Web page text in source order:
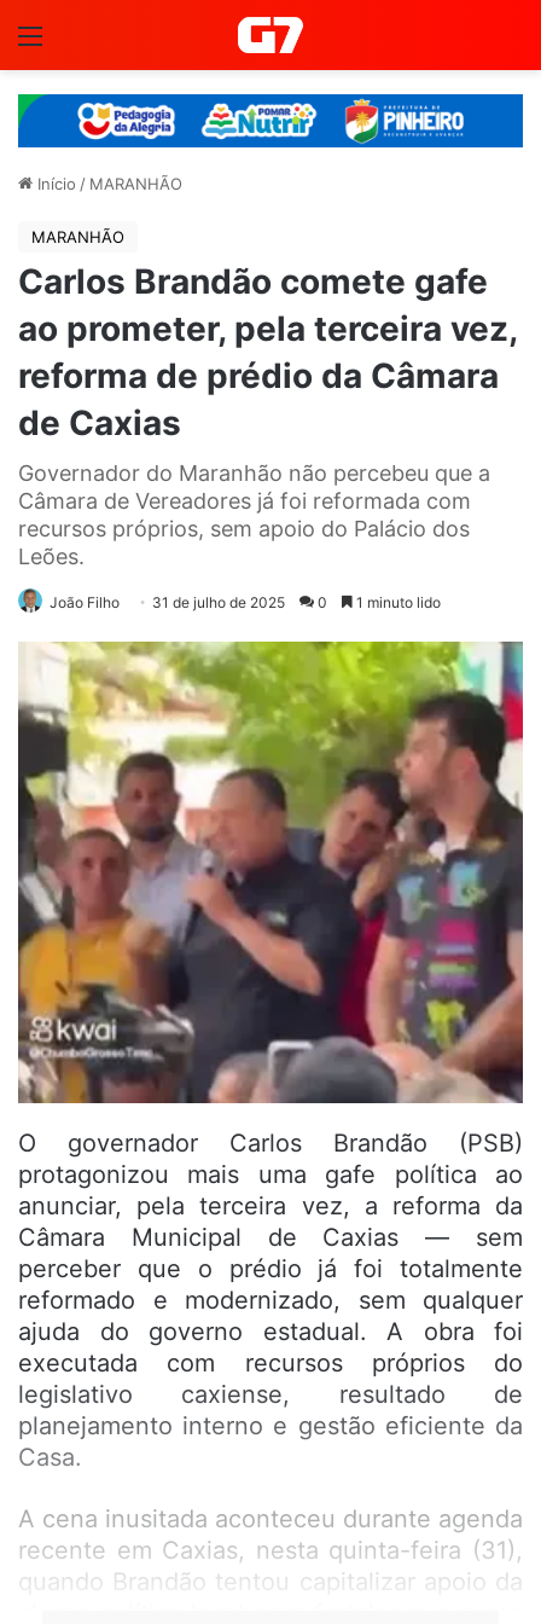
Início / MARANHÃO
MARANHÃO
Carlos Brandão comete gafe
ao prometer, pela terceira vez,
reforma de prédio da Câmara
de Caxias
Governador do Maranhão não percebeu que a
Câmara de Vereadores já foi reformada com
recursos próprios, sem apoio do Palácio dos
Leões.
João Filho 31 de julho de 2025 0 1 minuto lido
O governador Carlos Brandão (PSB)
protagonizou mais uma gafe política ao
anunciar, pela terceira vez, a reforma da
Câmara Municipal de Caxias — sem
perceber que o prédio já foi totalmente
reformado e modernizado, sem qualquer
ajuda do governo estadual. A obra foi
executada com recursos próprios do
legislativo caxiense, resultado de
planejamento interno e gestão eficiente da
Casa.
A cena inusitada aconteceu durante agenda
recente em Caxias, nesta quinta-feira (31),
quando Brandão tentou capitalizar apoio da